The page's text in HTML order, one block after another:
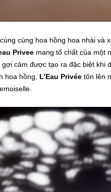
cùng hoa hồng hoa nhài và
Privee mang tố chất của một
cảm được tạo ra đặc biệt khi
hoa hồng, L’Eau Privée tôn lên